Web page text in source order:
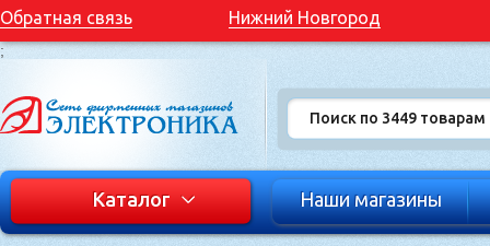
Обратная связь Нижний Новгород
;
Каталог Наши магазины